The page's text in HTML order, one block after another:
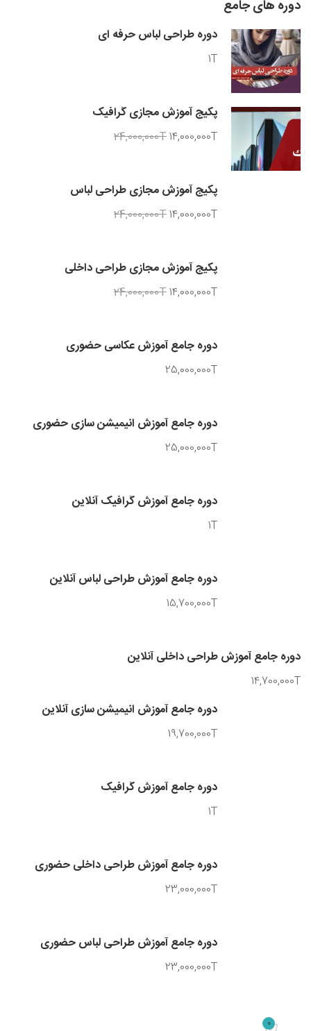
دوره های جامع
دوره طراحی لباس حرفه ای
1T
پکیج آموزش مجازی گرافیک
24,000,000T14,000,000T
پکیج آموزش مجازی طراحی لباس
24,000,000T14,000,000T
پکیج آموزش مجازی طراحی داخلی
24,000,000T14,000,000T
دوره جامع آموزش عکاسی حضوری
25,000,000T
دوره جامع آموزش انیمیشن سازی حضوری
25,000,000T
دوره جامع آموزش گرافیک آنلاین
1T
دوره جامع آموزش طراحی لباس آنلاین
15,700,000T
دوره جامع آموزش طراحی داخلی آنلاین
14,700,000T
دوره جامع آموزش انیمیشن سازی آنلاین
19,700,000T
دوره جامع آموزش گرافیک
1T
دوره جامع آموزش طراحی داخلی حضوری
23,000,000T
دوره جامع آموزش طراحی لباس حضوری
23,000,000T
0